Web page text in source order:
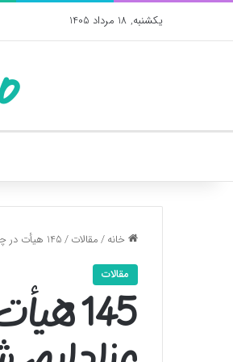
یکشنبه, 18 مرداد 1405
خانه/مقالات/145 هیأت در چهارگوشه ایران، مجلس عزاداری شهادت امام صادق(ع) برپا می‌کنند+فیلم
مقالات
145